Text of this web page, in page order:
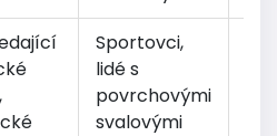
Sportovci,
lidé s
povrchovými
svalovými